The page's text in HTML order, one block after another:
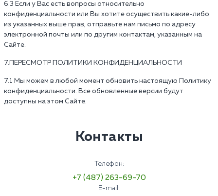
6.3 Если у Вас есть вопросы относительно
конфиденциальности или Вы хотите осуществить какие-либо
из указанных выше прав, отправьте нам письмо по адресу
электронной почты или по другим контактам, указанным на
Сайте.
7.ПЕРЕСМОТР ПОЛИТИКИ КОНФИДЕНЦИАЛЬНОСТИ
7.1 Мы можем в любой момент обновить настоящую Политику
конфиденциальности. Все обновленные версии будут
доступны на этом Сайте.
Контакты
Телефон:
+7 (487) 263-69-70
E-mail: